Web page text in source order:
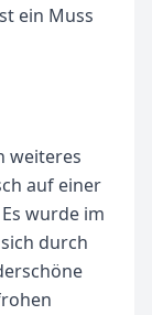
ein Muss
weiteres
auf einer
wurde im
durch